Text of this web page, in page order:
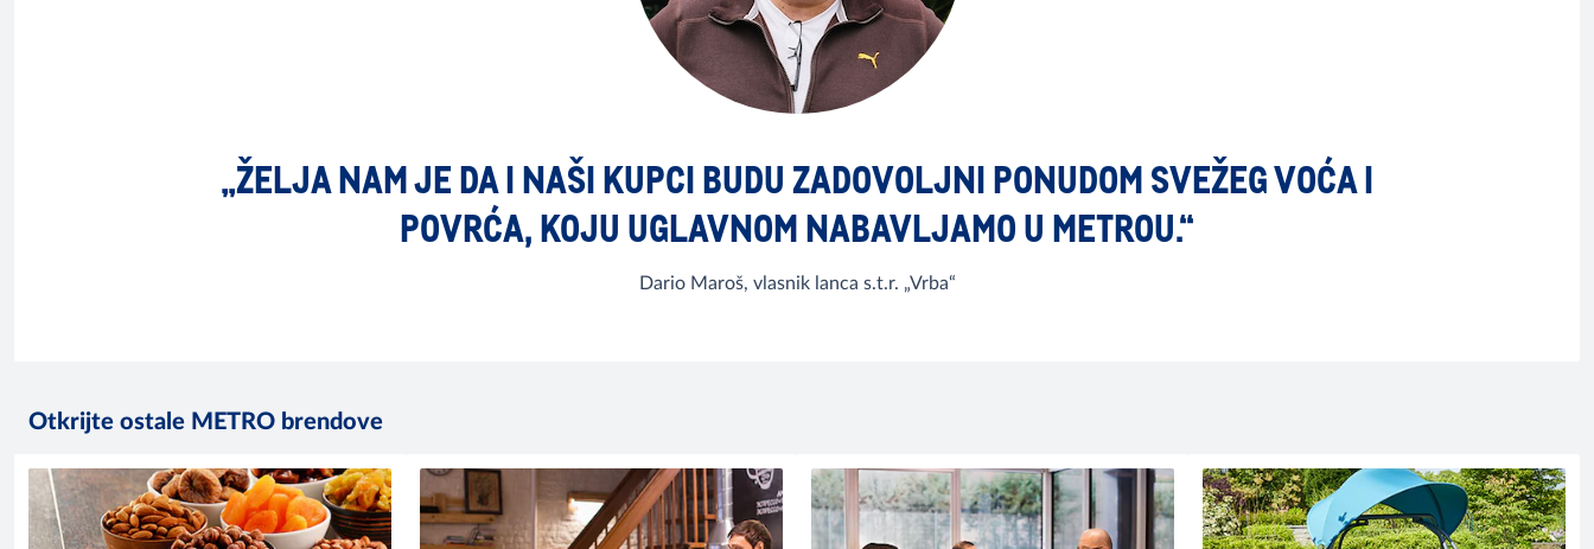
„ŽELJA NAM JE DA I NAŠI KUPCI BUDU ZADOVOLJNI PONUDOM SVEŽEG VOĆA I
POVRĆA, KOJU UGLAVNOM NABAVLJAMO U METROU.“
Dario Maroš, vlasnik lanca s.t.r. „Vrba“
Otkrijte ostale METRO brendove